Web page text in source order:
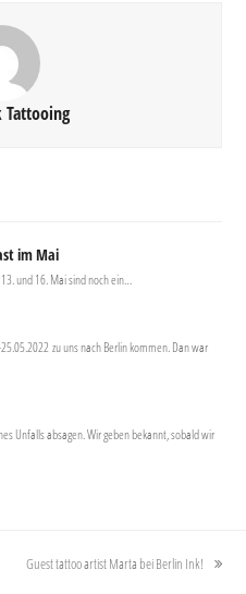
im Mai
und 16. Mai sind noch ein…
zu uns nach Berlin kommen. Dan war
Unfalls absagen. Wir geben bekannt, sobald wir
Nächster
Guest tattoo artist Marta bei Berlin Ink!